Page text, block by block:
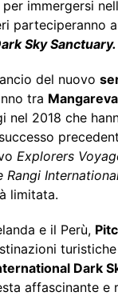
per immergersi
parteciperanno
Sky Sanctuary.
del nuovo
tra Mangareva
nel 2018 che
Explorers
Rangi
limitata.
e il Perù,
turistiche
Dark
affascinante e